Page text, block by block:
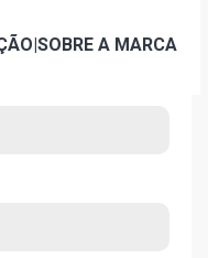
|SOBRE A MARCA